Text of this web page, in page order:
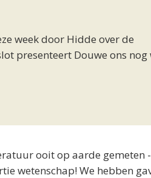
week door Hidde over de
presenteert Douwe ons nog
ooit op aarde gemeten
wetenschap! We hebben